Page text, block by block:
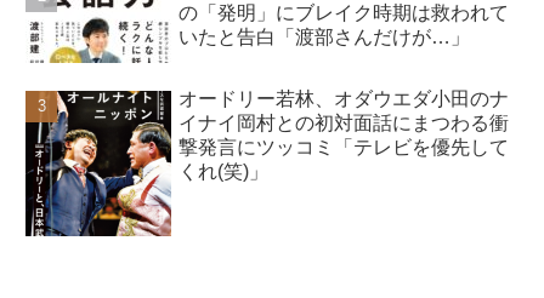
の「発明」にブレイク時期は救われて
いたと告白「渡部さんだけが…」
オードリー若林、オダウエダ小田のナ
イナイ岡村との初対面話にまつわる衝
撃発言にツッコミ「テレビを優先して
くれ(笑)」